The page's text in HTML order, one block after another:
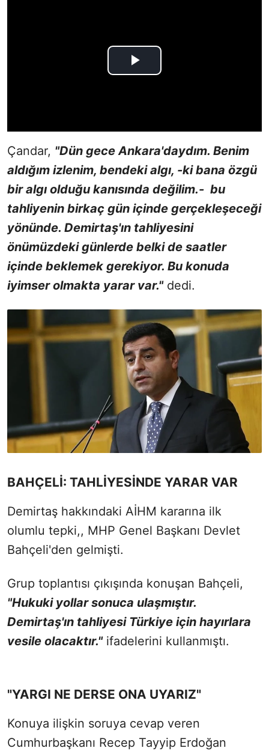
Çandar, "Dün gece Ankara'daydım. Benim
aldığım izlenim, bendeki algı, -ki bana özgü
bir algı olduğu kanısında değilim.- bu
tahliyenin birkaç gün içinde gerçekleşeceği
yönünde. Demirtaş'ın tahliyesini
önümüzdeki günlerde belki de saatler
içinde beklemek gerekiyor. Bu konuda
iyimser olmakta yarar var."dedi.
BAHÇELİ: TAHLİYESİNDE YARAR VAR
Demirtaş hakkındaki AİHM kararına ilk
olumlu tepki,, MHP Genel Başkanı Devlet
Bahçeli'den gelmişti.
Grup toplantısı çıkışında konuşan Bahçeli,
"Hukuki yollar sonuca ulaşmıştır.
Demirtaş'ın tahliyesi Türkiye için hayırlara
vesile olacaktır."ifadelerini kullanmıştı.
"YARGI NE DERSE ONA UYARIZ"
Konuya ilişkin soruya cevap veren
Cumhurbaşkanı Recep Tayyip Erdoğan